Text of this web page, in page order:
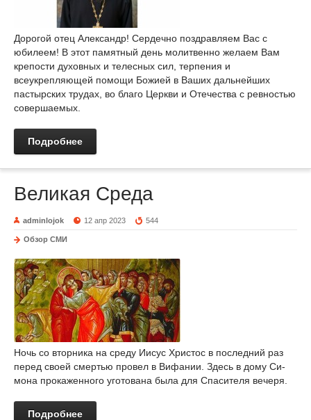
Дорогой отец Александр! Сердечно поздравляем Вас с
юбилеем! В этот памятный день молитвенно желаем Вам
крепости духовных и телесных сил, терпения и
всеукрепляющей помощи Божией в Ваших дальнейших
пастырских трудах, во благо Церкви и Отечества с ревностью
совершаемых.
Подробнее
Великая Среда
adminlojok 12 апр 2023 544
Обзор СМИ
Ночь со втор­ни­ка на сре­ду Иисус Хри­стос в по­след­ний раз
пе­ред сво­ей смер­тью про­вел в Вифа­нии. Здесь в до­му Си­
мо­на про­ка­жен­но­го уго­то­ва­на бы­ла для Спа­си­те­ля ве­че­ря.
Подробнее